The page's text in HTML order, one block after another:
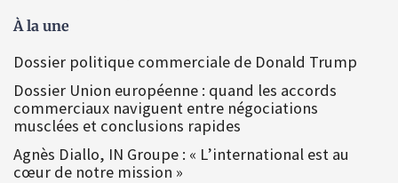
À la une
Dossier politique commerciale de Donald Trump
Dossier Union européenne : quand les accords
commerciaux naviguent entre négociations
musclées et conclusions rapides
Agnès Diallo, IN Groupe : « L’international est au
cœur de notre mission »